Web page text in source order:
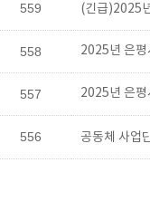
559 (긴급)2025
558 2025년 은평
557 2025년 은평
556 공동체 사업